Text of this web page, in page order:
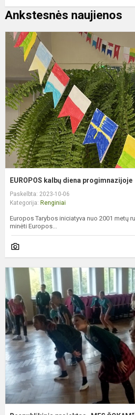
Ankstesnės naujienos
EUROPOS kalbų diena progimnazijoje
Paskelbta: 2023-10-06
Kategorija: Renginiai
Europos Tarybos iniciatyva nuo 2001 metų
minėti Europos...